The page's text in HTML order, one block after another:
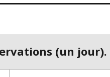
(un jour).